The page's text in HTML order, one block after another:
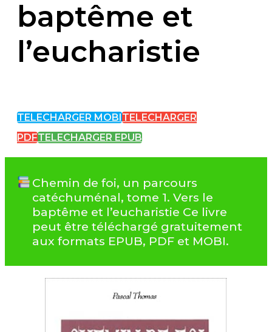
baptême et
l’eucharistie
TELECHARGER MOBI TELECHARGER
PDFTELECHARGER EPUB
Chemin de foi, un parcours
catéchuménal, tome 1. Vers le
baptême et l’eucharistie Ce livre
peut être téléchargé gratuitement
aux formats EPUB, PDF et MOBI.